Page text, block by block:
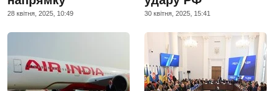
28 квiтня, 2025, 10:49 30 квiтня, 2025, 15:41